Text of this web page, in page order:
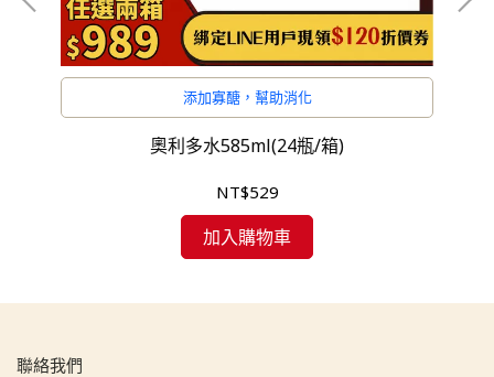
添加寡醣，幫助消化
奧利多水585ml(24瓶/箱)
NT$529
加入購物車
聯絡我們